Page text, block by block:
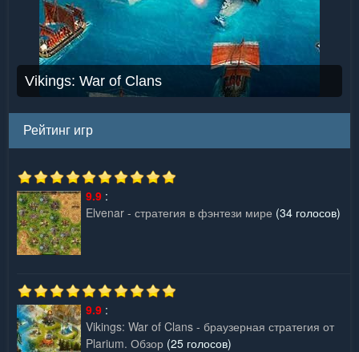
Vikings: War of Clans
Рейтинг игр
9.9 :
Elvenar - стратегия в фэнтези мире (34 голосов)
9.9 :
Vikings: War of Clans - браузерная стратегия от
Plarium. Обзор (25 голосов)